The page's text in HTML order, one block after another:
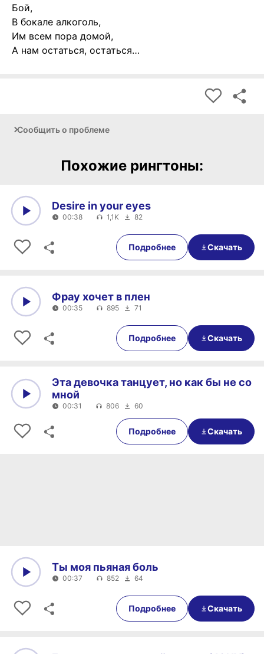
Бой,
В бокале алкоголь,
Им всем пора домой,
А нам остаться, остаться…
Сообщить о проблеме
Похожие рингтоны:
00:38
Desire in your eyes
00:38 1,1K 82
Подробнее Скачать
00:35
Фрау хочет в плен
00:35 895 71
Подробнее Скачать
00:31
Эта девочка танцует, но как бы не со
мной
00:31 806 60
Подробнее Скачать
00:37
Ты моя пьяная боль
00:37 852 64
Подробнее Скачать